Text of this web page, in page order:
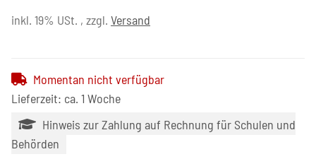
inkl. 19% USt. , zzgl. Versand
Momentan nicht verfügbar
Lieferzeit: ca. 1 Woche
Hinweis zur Zahlung auf Rechnung für Schulen und
Behörden